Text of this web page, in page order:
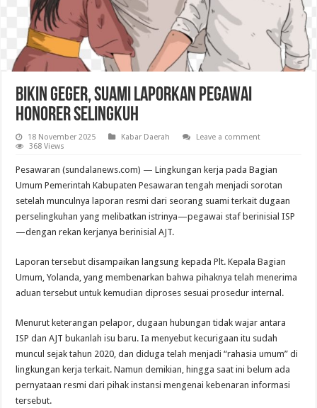
Bikin Geger, Suami Laporkan Pegawai
Honorer Selingkuh
18 November 2025 Kabar Daerah
Leave a comment
368 Views
Pesawaran (sundalanews.com) — Lingkungan kerja pada Bagian
Umum Pemerintah Kabupaten Pesawaran tengah menjadi sorotan
setelah munculnya laporan resmi dari seorang suami terkait dugaan
perselingkuhan yang melibatkan istrinya—pegawai staf berinisial ISP
—dengan rekan kerjanya berinisial AJT.
Laporan tersebut disampaikan langsung kepada Plt. Kepala Bagian
Umum, Yolanda, yang membenarkan bahwa pihaknya telah menerima
aduan tersebut untuk kemudian diproses sesuai prosedur internal.
Menurut keterangan pelapor, dugaan hubungan tidak wajar antara
ISP dan AJT bukanlah isu baru. Ia menyebut kecurigaan itu sudah
muncul sejak tahun 2020, dan diduga telah menjadi “rahasia umum” di
lingkungan kerja terkait. Namun demikian, hingga saat ini belum ada
pernyataan resmi dari pihak instansi mengenai kebenaran informasi
tersebut.